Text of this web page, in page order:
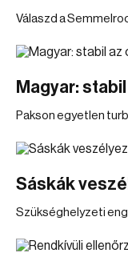
Válaszd a
Magyar:
Pakson egyetlen
Sáskák
Szükséghelyzeti